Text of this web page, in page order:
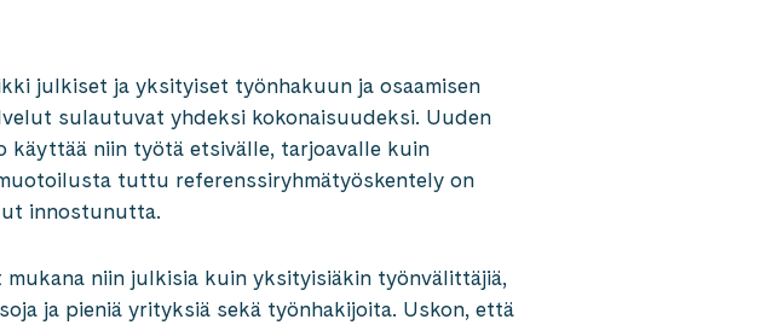
julkiset ja yksityiset työnhakuun ja osaamisen
sulautuvat yhdeksi kokonaisuudeksi. Uuden
käyttää niin työtä etsivälle, tarjoavalle kuin
tuttu referenssiryhmätyöskentely on
innostunutta.
niin julkisia kuin yksityisiäkin työnvälittäjiä,
ja pieniä yrityksiä sekä työnhakijoita. Uskon, että